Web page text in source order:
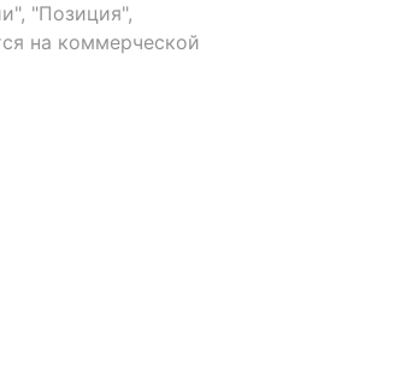
"Позиция",
на коммерческой